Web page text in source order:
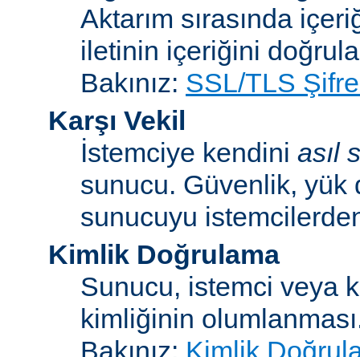
Aktarım sırasında
iletinin içeriğini
Bakınız: SSL/TLS
Karşı Vekil
İstemciye kendini asıl
sunucu. Güvenlik, yük
sunucuyu
Kimlik Doğrulama
Sunucu, istemci veya
kimliğinin
Bakınız: Kimlik